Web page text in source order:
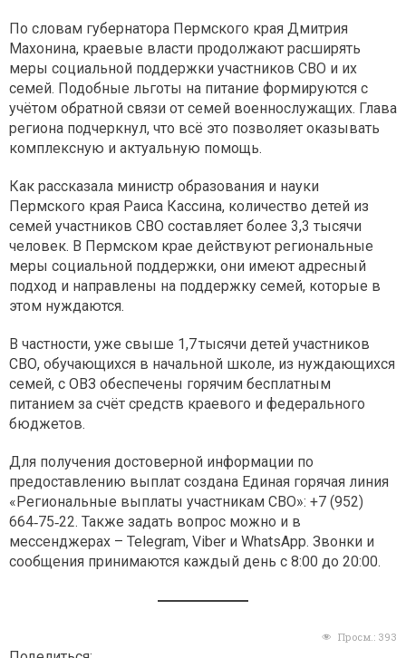
По словам губернатора Пермского края Дмитрия
Махонина, краевые власти продолжают расширять
меры социальной поддержки участников СВО и их
семей. Подобные льготы на питание формируются с
учётом обратной связи от семей военнослужащих. Глава
региона подчеркнул, что всё это позволяет оказывать
комплексную и актуальную помощь.
Как рассказала министр образования и науки
Пермского края Раиса Кассина, количество детей из
семей участников СВО составляет более 3,3 тысячи
человек. В Пермском крае действуют региональные
меры социальной поддержки, они имеют адресный
подход и направлены на поддержку семей, которые в
этом нуждаются.
В частности, уже свыше 1,7 тысячи детей участников
СВО, обучающихся в начальной школе, из нуждающихся
семей, с ОВЗ обеспечены горячим бесплатным
питанием за счёт средств краевого и федерального
бюджетов.
Для получения достоверной информации по
предоставлению выплат создана Единая горячая линия
«Региональные выплаты участникам СВО»: +7 (952)
664‑75‑22. Также задать вопрос можно и в
мессенджерах – Telegram, Viber и WhatsApp. Звонки и
сообщения принимаются каждый день с 8:00 до 20:00.
Просм.: 393